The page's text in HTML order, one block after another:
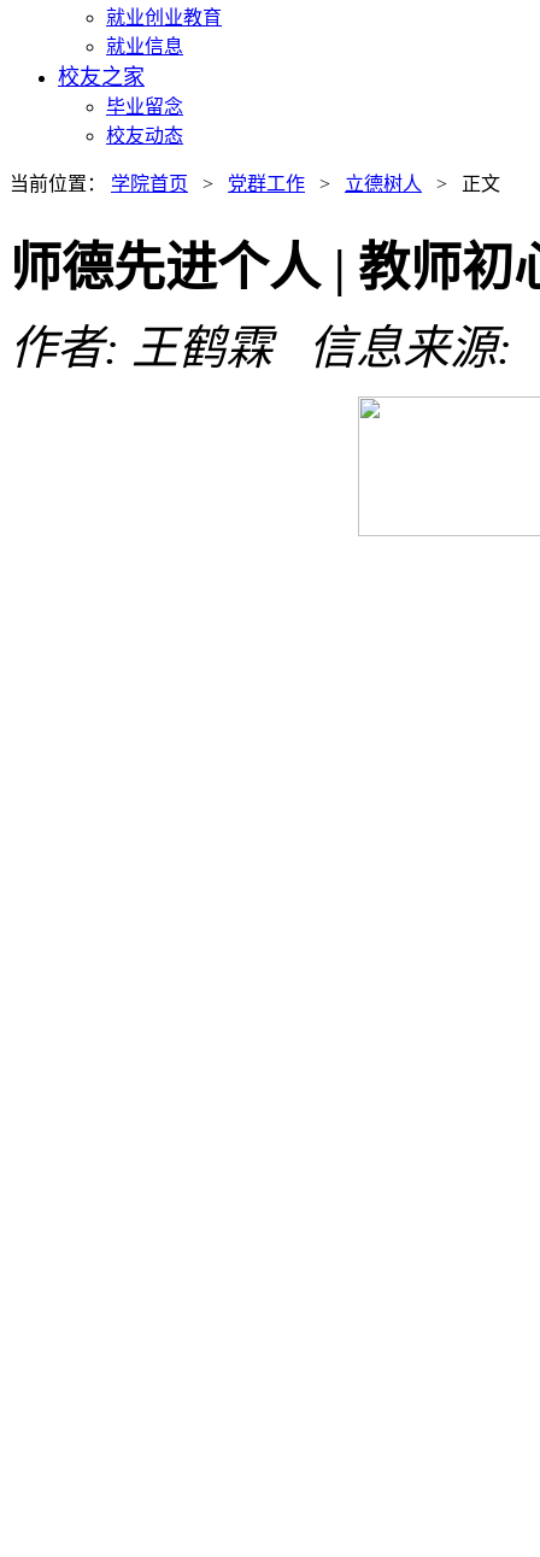
就业创业教育
就业信息
校友之家
毕业留念
校友动态
当前位置： 学院首页 > 党群工作 > 立德树人 > 正文
师德先进个人 | 教师初
作者: 王鹤霖 信息来源: